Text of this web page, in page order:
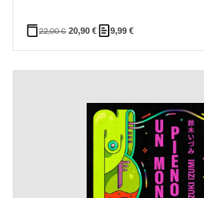
22,00€ 20,90€ 9,99 €